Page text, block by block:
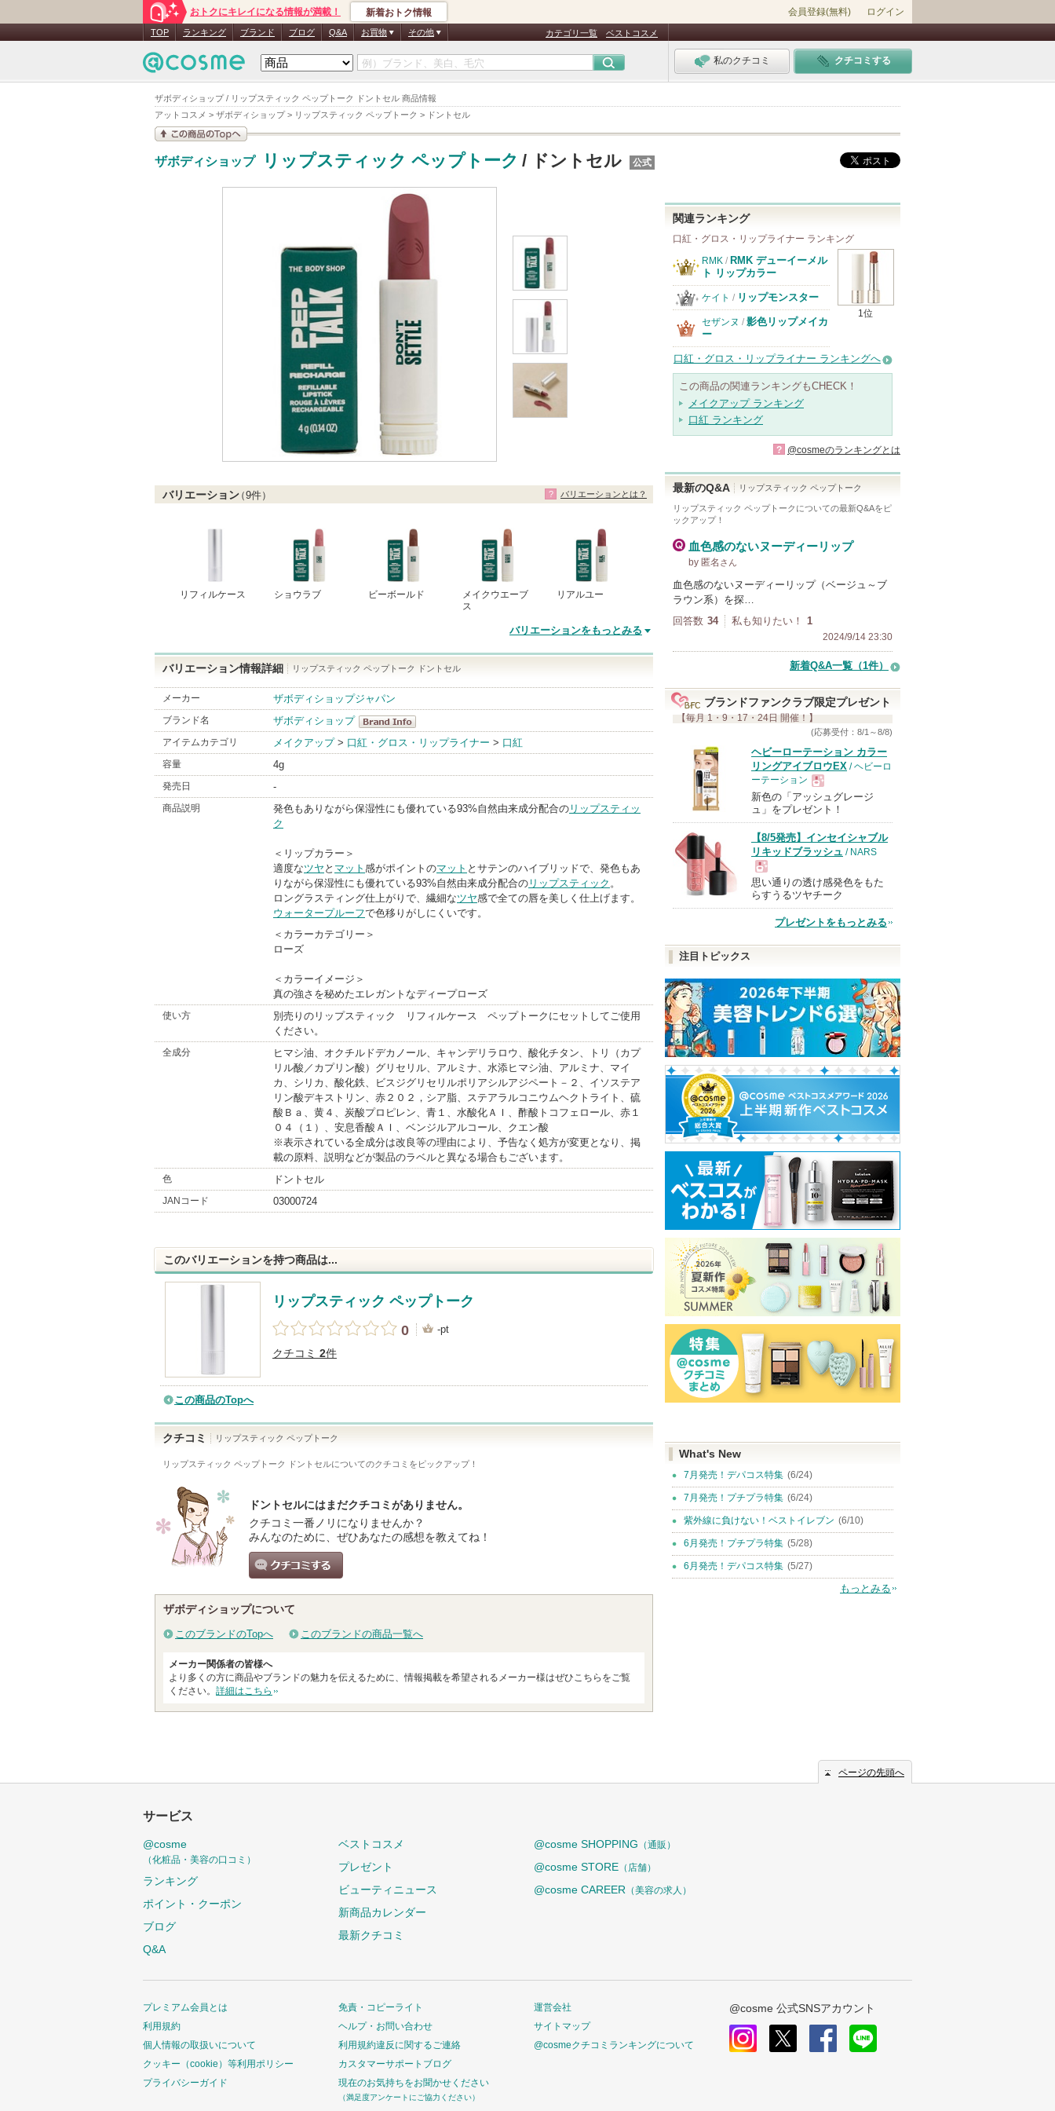
ザボディショップ / リップスティック ペップトーク ドントセル 商品情報
アットコスメ > ザボディショップ> リップスティック ペップトーク > ドントセル
おトクにキレイになる情報が満載！ 新着おトク情報 会員登録(無料) ログイン
TOP ランキング ブランド ブログ Q&A お買物 その他 カテゴリ一覧 ベストコスメ
私のクチコミ クチコミする
る
ザボディショップ リップスティック ペップトーク / ドントセル 公式
バリエーション（9件）
リフィルケース ショウラブ ビーボールド
メイクウエーブ
ス
リアルユー
バリエーションをもっとみる
バリエーションとは？
バリエーション情報詳細 リップスティック ペップトーク ドントセル
メーカー ザボディショップジャパン
ブランド名
ザボディショップ
ザボディショ
ップ
BrandInfo
アイテムカテゴリ メイクアップ> 口紅・グロス・リップライナー > 口紅
容量 4g
発売日 -
商品説明 発色もありながら保湿性にも優れている93%自然由来成分配合の リップスティッ
ク
＜リップカラー＞
適度なツヤ と マット 感がポイントのマット とサテンのハイブリッドで、発色もあ
りながら保湿性にも優れている93%自然由来成分配合の リップスティック 。
ロングラスティング仕上がりで、繊細なツヤ感で全ての唇を美しく仕上げます。
ウォータープルーフで色移りがしにくいです。
＜カラーカテゴリー＞
ローズ
＜カラーイメージ＞
真の強さを秘めたエレガントなディープローズ
使い方
別売りのリップスティック リフィルケース ペップトークにセットしてご使用
ください。
全成分
ヒマシ油、オクチルドデカノール、キャンデリラロウ、酸化チタン、トリ（カプ
リル酸／カプリン酸）グリセリル、アルミナ、水添ヒマシ油、アルミナ、マイ
カ、シリカ、酸化鉄、ビスジグリセリルポリアシルアジペート－２、イソステア
リン酸デキストリン、赤２０２，シア脂、ステアラルコニウムヘクトライト、硫
酸Ｂａ、黄４、炭酸プロピレン、青１、水酸化ＡＩ、酢酸トコフェロール、赤１
０４（１）、安息香酸ＡＩ、ベンジルアルコール、クエン酸
※表示されている全成分は改良等の理由により、予告なく処方が変更となり、掲
載の原料、説明などが製品のラベルと異なる場合もございます。
色 ドントセル
JANコード 03000724
このバリエーションを持つ商品は...
リップスティック ペップトーク
0
-pt
クチコミ 2件
この商品のTopへ
クチコミ リップスティック ペップトーク
リップスティック ペップトーク ドントセルについてのクチコミをピックアップ！
ドントセルにはまだクチコミがありません。
クチコミ一番ノリになりませんか？
みんなのために、ぜひあなたの感想を教えてね！
ザボディショップについて
このブランドのTopへ このブランドの商品一覧へ
メーカー関係者の皆様へ
より多くの方に商品やブランドの魅力を伝えるために、情報掲載を希望されるメーカー様はぜひこちらをご覧
ください。 詳細はこちら
関連ランキング
口紅・グロス・リップライナー ランキング
1位
RMK / RMK デューイーメル
ト リップカラー
ケイト / リップモンスター
セザンヌ / 影色リップメイカ
ー
口紅・グロス・リップライナー ランキングへ
この商品の関連ランキングもCHECK！
メイクアップ ランキング
口紅 ランキング
? @cosmeのランキングとは
最新のQ&A リップスティック ペップトーク
リップスティック ペップトーク についての最新Q&Aをピ
ックアップ！
血色感のないヌーディーリップ
by 匿名 さん
血色感のないヌーディーリップ（ベージュ～ブ
ラウン系）を探…
回答数 34 私も知りたい！ 1
2024/9/14 23:30
新着Q&A一覧（1件）
ブランドファンクラブ限定プレゼント
【毎月 1・9・17・24日 開催！】
(応募受付：8/1～8/8)
ヘビーローテーション カラー
リングアイブロウEX / ヘビーロ
ーテーション
現
品
新色の「アッシュグレージ
ュ」をプレゼント！
【8/5発売】インセイシャブル
リキッドブラッシュ / NARS
現
思い通りの透け感発色をもた
らすうるツヤチーク
プレゼントをもっとみる
注目トピックス
What's New
7月発売！デパコス特集 (6/24)
7月発売！プチプラ特集 (6/24)
紫外線に負けない！ベストイレブン (6/10)
6月発売！プチプラ特集 (5/28)
6月発売！デパコス特集 (5/27)
もっとみる
ページの先頭へ
サービス
@cosme
（化粧品・美容の口コミ）
ランキング
ポイント・クーポン
ブログ
Q&A
ベストコスメ
プレゼント
ビューティニュース
新商品カレンダー
最新クチコミ
@cosme SHOPPING （通販）
@cosme STORE （店舗）
@cosme CAREER （美容の求人）
プレミアム会員とは
利用規約
個人情報の取扱いについて
クッキー（cookie）等利用ポリシー
プライバシーガイド
免責・コピーライト
ヘルプ・お問い合わせ
利用規約違反に関するご連絡
カスタマーサポートブログ
現在のお気持ちをお聞かせください
（満足度アンケートにご協力ください）
運営会社
サイトマップ
@cosmeクチコミランキングについて
@cosme 公式SNSアカウント